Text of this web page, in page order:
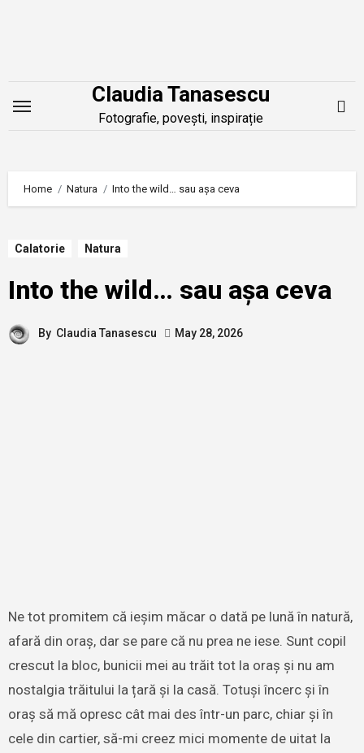
Claudia Tanasescu
Fotografie, povești, inspirație
Home Natura Into the wild… sau așa ceva
Calatorie Natura
Into the wild… sau așa ceva
By Claudia Tanasescu May 28, 2026
Ne tot promitem că ieșim măcar o dată pe lună în natură,
afară din oraș, dar se pare că nu prea ne iese. Sunt copil
crescut la bloc, bunicii mei au trăit tot la oraș și nu am
nostalgia trăitului la țară și la casă. Totuși încerc și în
oraș să mă opresc cât mai des într-un parc, chiar și în
cele din cartier, să-mi creez mici momente de uitat la